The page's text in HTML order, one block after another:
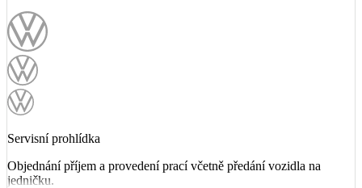
Servisní prohlídka
Objednání příjem a provedení prací včetně předání vozidla na
jedničku.